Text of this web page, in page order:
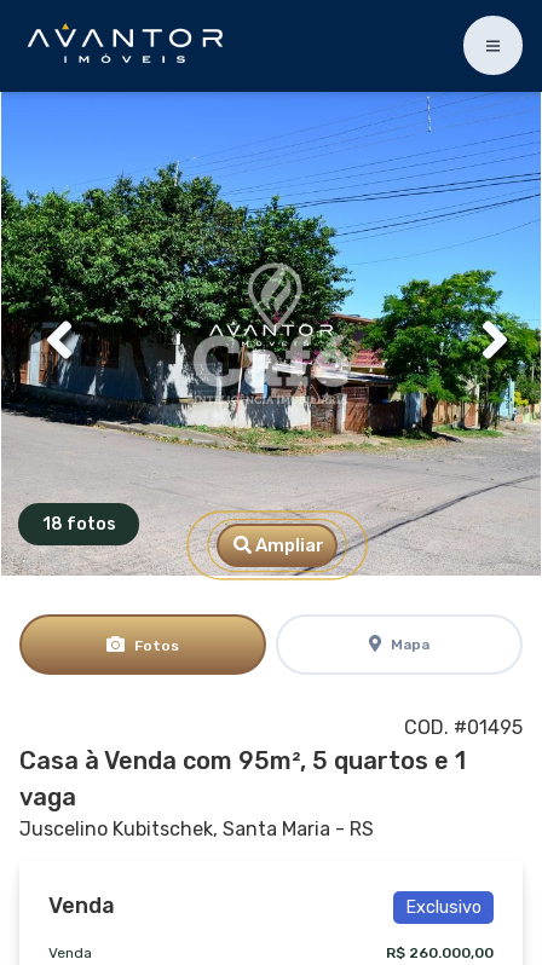
18 fotos
Ampliar
Fotos Mapa
COD. #01495
Casa à Venda com 95m², 5 quartos e 1
vaga
Juscelino Kubitschek, Santa Maria - RS
Venda Exclusivo
Venda R$ 260.000,00